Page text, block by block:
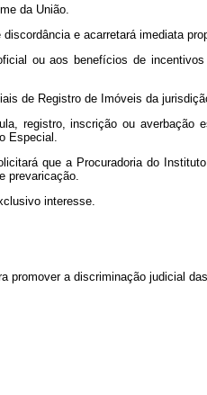
da União.
e acarretará imediata
ou aos benefícios de
de Registro de Imóveis da
registro, inscrição ou averbação
Especial.
que a Procuradoria do
prevaricação.
interesse.
promover a discriminação judicial